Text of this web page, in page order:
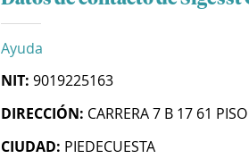
Ayuda
NIT: 9019225163
DIRECCIÓN: CARRERA 7 B 17 61
CIUDAD: PIEDECUESTA